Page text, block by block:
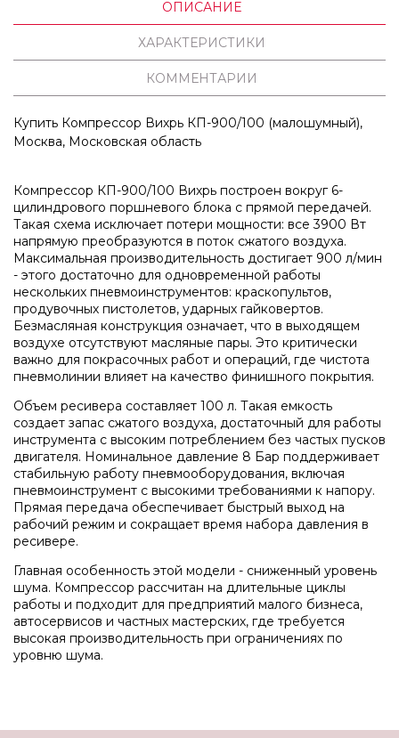
ОПИСАНИЕ
ХАРАКТЕРИСТИКИ
КОММЕНТАРИИ
Купить Компрессор Вихрь КП-900/100 (малошумный),
Москва, Московская область
Компрессор КП-900/100 Вихрь построен вокруг 6-
цилиндрового поршневого блока с прямой передачей.
Такая схема исключает потери мощности: все 3900 Вт
напрямую преобразуются в поток сжатого воздуха.
Максимальная производительность достигает 900 л/мин
- этого достаточно для одновременной работы
нескольких пневмоинструментов: краскопультов,
продувочных пистолетов, ударных гайковертов.
Безмасляная конструкция означает, что в выходящем
воздухе отсутствуют масляные пары. Это критически
важно для покрасочных работ и операций, где чистота
пневмолинии влияет на качество финишного покрытия.
Объем ресивера составляет 100 л. Такая емкость
создает запас сжатого воздуха, достаточный для работы
инструмента с высоким потреблением без частых пусков
двигателя. Номинальное давление 8 Бар поддерживает
стабильную работу пневмооборудования, включая
пневмоинструмент с высокими требованиями к напору.
Прямая передача обеспечивает быстрый выход на
рабочий режим и сокращает время набора давления в
ресивере.
Главная особенность этой модели - сниженный уровень
шума. Компрессор рассчитан на длительные циклы
работы и подходит для предприятий малого бизнеса,
автосервисов и частных мастерских, где требуется
высокая производительность при ограничениях по
уровню шума.